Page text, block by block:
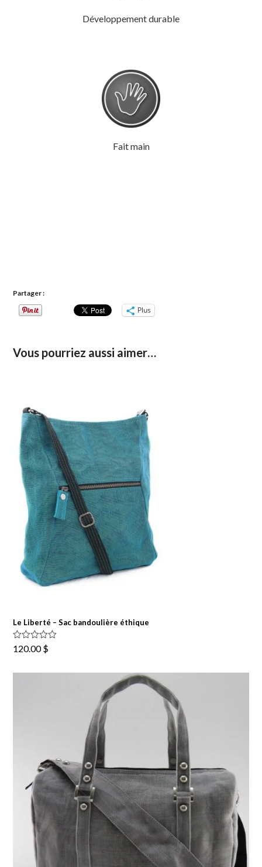
Développement durable
Fait main
Partager :
Plus
Vous pourriez aussi aimer…
Le Liberté – Sac bandoulière éthique
Note5.00
sur 5
120.00$